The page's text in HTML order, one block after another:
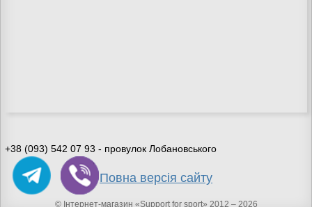
+38 (093) 542 07 93 - провулок Лобановського
Повна версія сайту
© Інтернет-магазин «Support for sport» 2012 – 2026